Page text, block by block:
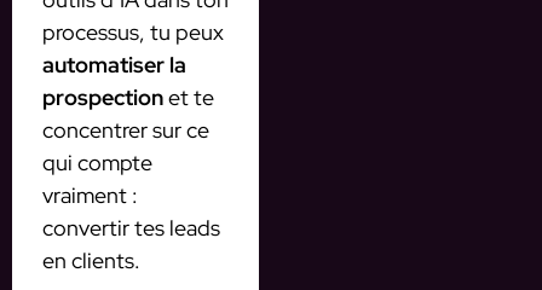
processus, tu peux
automatiser la
prospectionet te
concentrer sur ce
qui compte
vraiment :
convertir tes leads
en clients.